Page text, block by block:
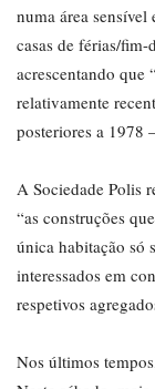
numa área
casas de férias/fim-
acrescentando que
relativamente
posteriores a 1978
A Sociedade Polis
“as construções
única habitação só
interessados em
respetivos
Nos últimos